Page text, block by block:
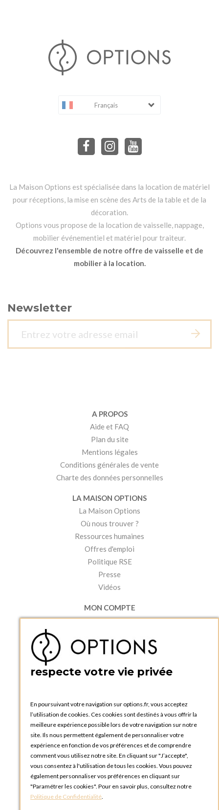
Français
La Maison Options est spécialisée dans la location de matériel
pour réceptions, la mise en scène des Arts de la table et de la
décoration.
Options vous propose de la location de vaisselle, nappage,
mobilier événementiel et matériel pour traiteur.
Découvrez l'ensemble de notre offre de vaisselle et de
mobilier à la location.
Newsletter
A PROPOS
Aide et FAQ
Plan du site
Mentions légales
Conditions générales de vente
Charte des données personnelles
LA MAISON OPTIONS
La Maison Options
Où nous trouver ?
Ressources humaines
Offres d'emploi
Politique RSE
Presse
Vidéos
MON COMPTE
Accéder à mon compte
Créer un compte
PRATIQUE
Catalogues et bons de commande
Tutoriels
OPTIONS LUXEMBOURG
13 rue Paul Rischard
5324 Contern
LUXEMBOURG
respecte votre vie privée
En poursuivant votre navigation sur options.fr, vous acceptez
l’utilisation de cookies. Ces cookies sont destinés à vous offrir la
meilleure expérience possible lors de votre navigation sur notre
site. Ils nous permettent également de personnaliser votre
expérience en fonction de vos préférences et de comprendre
comment vous utilisez notre site. En cliquant sur "J’accepte",
vous consentez à l'utilisation de tous les cookies. Vous pouvez
également personnaliser vos préférences en cliquant sur
"Paramétrer les cookies". Pour en savoir plus, consultez notre
Politique de Confidentialité.